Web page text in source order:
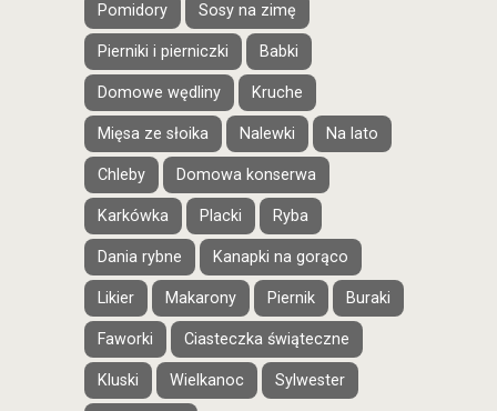
Pomidory Sosy na zimę
Pierniki i pierniczki Babki
Domowe wędliny Kruche
Mięsa ze słoika Nalewki Na lato
Chleby Domowa konserwa
Karkówka Placki Ryba
Dania rybne Kanapki na gorąco
Likier Makarony Piernik Buraki
Faworki Ciasteczka świąteczne
Kluski Wielkanoc Sylwester